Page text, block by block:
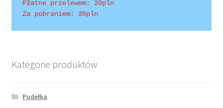
Track Your Order
Twój koszyk
Płatne przelewem: 20pln
Za pobraniem: 35pln
Kategorie produktów
Pudełka